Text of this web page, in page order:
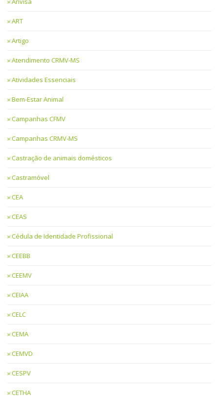
ART
Artigo
Atendimento CRMV-MS
Atividades Essenciais
Bem-Estar Animal
Campanhas CFMV
Campanhas CRMV-MS
Castração de animais domésticos
Castramóvel
CEA
CEAS
Cédula de Identidade Profissional
CEEBB
CEEMV
CEIAA
CELC
CEMA
CEMVD
CESPV
CETHA